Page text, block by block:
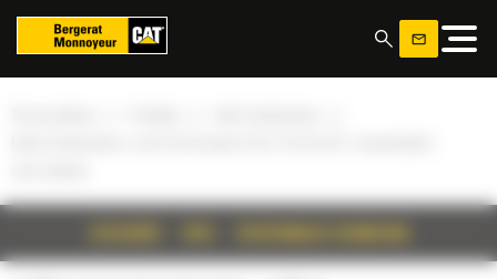
Panel zarządzania plikami cookies